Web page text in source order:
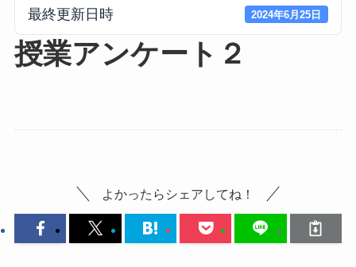
最終更新日時 2024年6月25日
授業アンケート２
よかったらシェアしてね！